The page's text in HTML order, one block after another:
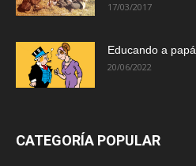
17/03/2017
Educando a papá
20/06/2022
CATEGORÍA POPULAR